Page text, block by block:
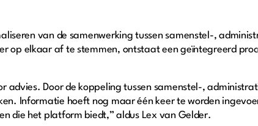
van de samenwerking tussen samenstel-,
op elkaar af te stemmen, ontstaat een geïntegreerd
advies. Door de koppeling tussen samenstel-,
Informatie hoeft nog maar één keer te worden
die het platform biedt,” aldus Lex van Gelder.